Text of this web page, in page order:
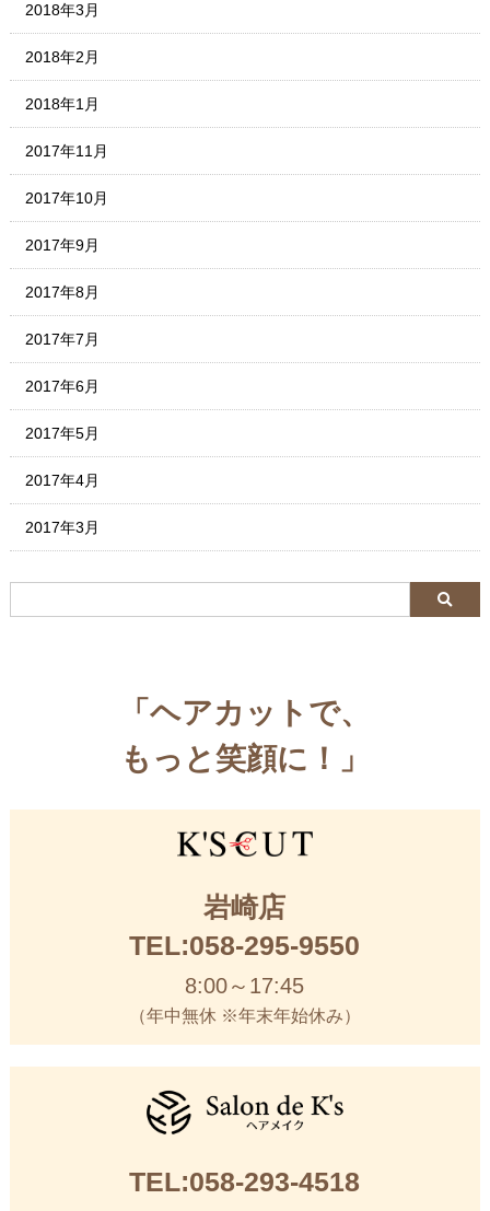
2018年3月
2018年2月
2018年1月
2017年11月
2017年10月
2017年9月
2017年8月
2017年7月
2017年6月
2017年5月
2017年4月
2017年3月
「ヘアカットで、
もっと笑顔に！」
岩崎店
TEL:058-295-9550
8:00～17:45
（年中無休 ※年末年始休み）
TEL:058-293-4518